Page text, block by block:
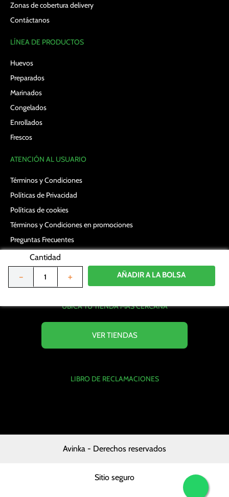
Cantidad
＋
－ AÑADIR A LA BOLSA
Zonas de cobertura delivery
Contáctanos
LÍNEA DE PRODUCTOS
Huevos
Preparados
Marinados
Congelados
Enrollados
Frescos
ATENCIÓN AL USUARIO
Términos y Condiciones
Políticas de Privacidad
Políticas de cookies
Términos y Condiciones en promociones
Preguntas Frecuentes
Términos y Condiciones en Vales
Política de datos personales
Formulario Derecho ARCO
UBICA TU TIENDA MÁS CERCANA
VER TIENDAS
LIBRO DE RECLAMACIONES
Avinka - Derechos reservados
Sitio seguro